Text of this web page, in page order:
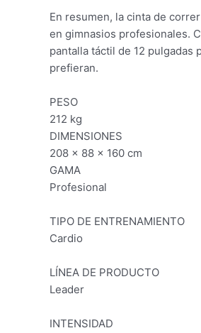
En resumen, la cinta de
en gimnasios profesionales.
pantalla táctil de 12 pulgadas
prefieran.
PESO
212 kg
DIMENSIONES
208 × 88 × 160 cm
GAMA
Profesional
TIPO DE ENTRENAMIENTO
Cardio
LÍNEA DE PRODUCTO
Leader
INTENSIDAD